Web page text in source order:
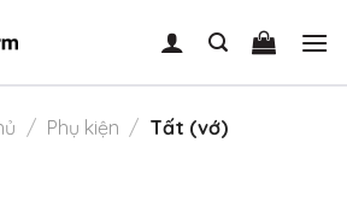
/ Phụ kiện / Tất (vớ)